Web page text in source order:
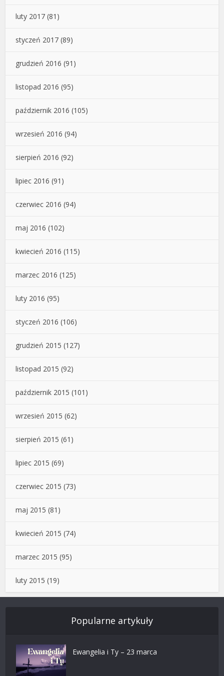
luty 2017 (81)
styczeń 2017 (89)
grudzień 2016 (91)
listopad 2016 (95)
październik 2016 (105)
wrzesień 2016 (94)
sierpień 2016 (92)
lipiec 2016 (91)
czerwiec 2016 (94)
maj 2016 (102)
kwiecień 2016 (115)
marzec 2016 (125)
luty 2016 (95)
styczeń 2016 (106)
grudzień 2015 (127)
listopad 2015 (92)
październik 2015 (101)
wrzesień 2015 (62)
sierpień 2015 (61)
lipiec 2015 (69)
czerwiec 2015 (73)
maj 2015 (81)
kwiecień 2015 (74)
marzec 2015 (95)
luty 2015 (19)
Popularne artykuły
Ewangelia i Ty – 23 marca